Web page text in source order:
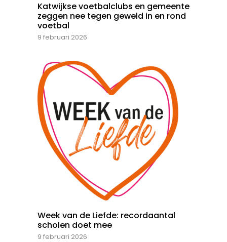
Katwijkse voetbalclubs en gemeente
zeggen nee tegen geweld in en rond
voetbal
9 februari 2026
Week van de Liefde: recordaantal
scholen doet mee
9 februari 2026